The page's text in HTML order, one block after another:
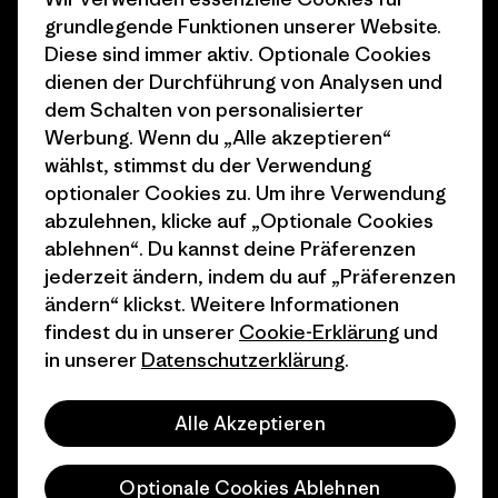
1% For The Planet
Wie wir finanzieren
Geschenkgutscheine
Stores in deiner
Nähe
Industry program
Affiliate-Programm
Patagonia Österreich
Seitenverzeichnis
© 2026 Patagonia, Inc. All Rights Reserved.
Deutsch
grundlegende Funktionen unserer Website.
Diese sind immer aktiv. Optionale Cookies
dienen der Durchführung von Analysen und
dem Schalten von personalisierter
Werbung. Wenn du „Alle akzeptieren“
wählst, stimmst du der Verwendung
optionaler Cookies zu. Um ihre Verwendung
abzulehnen, klicke auf „Optionale Cookies
ablehnen“. Du kannst deine Präferenzen
jederzeit ändern, indem du auf „Präferenzen
ändern“ klickst. Weitere Informationen
findest du in unserer Cookie-Erklärung und
in unserer Datenschutzerklärung.
Alle Akzeptieren
Optionale Cookies Ablehnen